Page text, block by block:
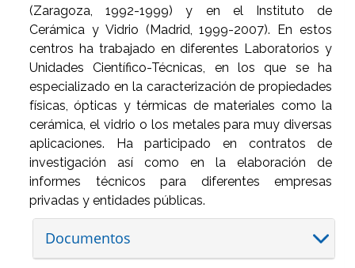
(Zaragoza, 1992-1999) y en el Instituto de
Cerámica y Vidrio (Madrid, 1999-2007). En estos
centros ha trabajado en diferentes Laboratorios y
Unidades Científico-Técnicas, en los que se ha
especializado en la caracterización de propiedades
físicas, ópticas y térmicas de materiales como la
cerámica, el vidrio o los metales para muy diversas
aplicaciones. Ha participado en contratos de
investigación así como en la elaboración de
informes técnicos para diferentes empresas
privadas y entidades públicas.
Documentos